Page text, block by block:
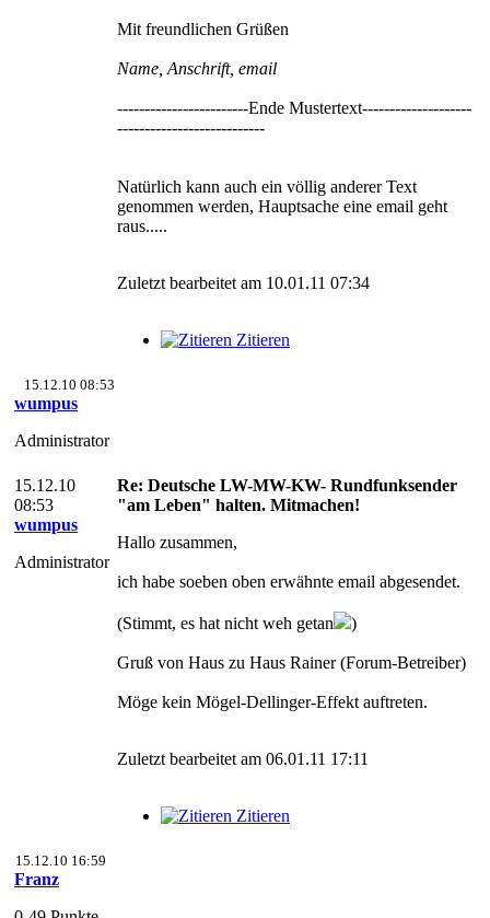
Mit freundlichen Grüßen
Name, Anschrift, email
------------------------Ende Mustertext--------------------
---------------------------
Natürlich kann auch ein völlig anderer Text
genommen werden, Hauptsache eine email geht
raus.....
Zuletzt bearbeitet am 10.01.11 07:34
Zitieren
15.12.10 08:53
wumpus
Administrator
15.12.10
08:53
wumpus
Administrator
Re: Deutsche LW-MW-KW- Rundfunksender
"am Leben" halten. Mitmachen!
Hallo zusammen,
ich habe soeben oben erwähnte email abgesendet.
(Stimmt, es hat nicht weh getan )
Gruß von Haus zu Haus Rainer (Forum-Betreiber)
Möge kein Mögel-Dellinger-Effekt auftreten.
Zuletzt bearbeitet am 06.01.11 17:11
Zitieren
15.12.10 16:59
Franz